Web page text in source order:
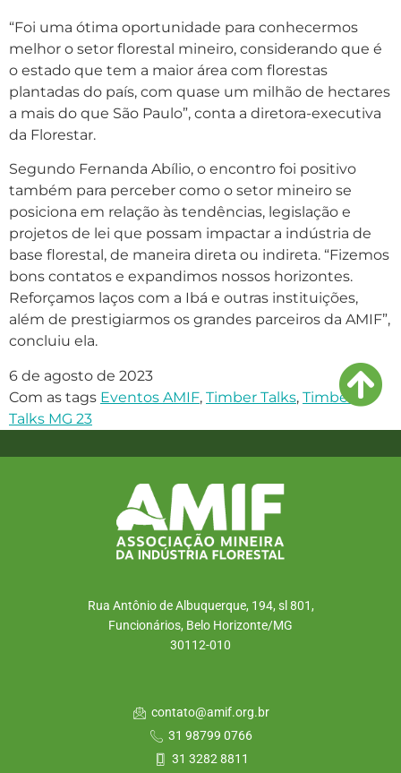
“Foi uma ótima oportunidade para conhecermos
melhor o setor florestal mineiro, considerando que é
o estado que tem a maior área com florestas
plantadas do país, com quase um milhão de hectares
a mais do que São Paulo”, conta a diretora-executiva
da Florestar.
Segundo Fernanda Abílio, o encontro foi positivo
também para perceber como o setor mineiro se
posiciona em relação às tendências, legislação e
projetos de lei que possam impactar a indústria de
base florestal, de maneira direta ou indireta. “Fizemos
bons contatos e expandimos nossos horizontes.
Reforçamos laços com a Ibá e outras instituições,
além de prestigiarmos os grandes parceiros da AMIF”,
concluiu ela.
6 de agosto de 2023
Com as tags Eventos AMIF, Timber Talks, Timber
Talks MG 23
Rua Antônio de Albuquerque, 194, sl 801,
Funcionários, Belo Horizonte/MG
30112-010
contato@amif.org.br
31 98799 0766
31 3282 8811